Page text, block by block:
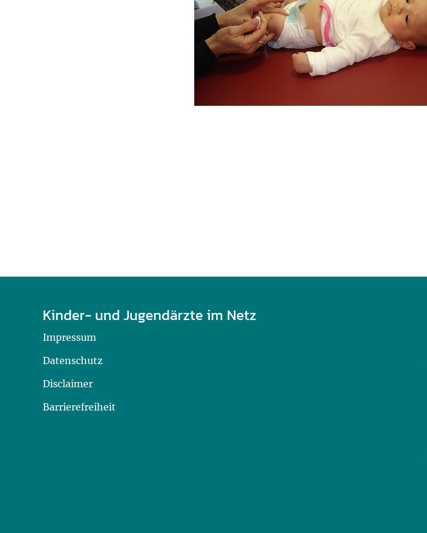
U0-Vorsorge
Kinder- und Jugendärzte im Netz
Impressum
Datenschutz
Disclaimer
Barrierefreiheit